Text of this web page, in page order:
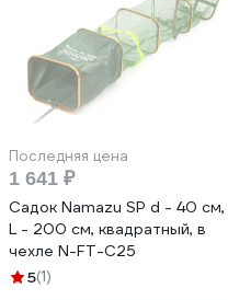
Последняя цена
1 641 ₽
Садок Namazu SP d - 40 см,
L - 200 см, квадратный, в
чехле N-FT-C25
5(1)